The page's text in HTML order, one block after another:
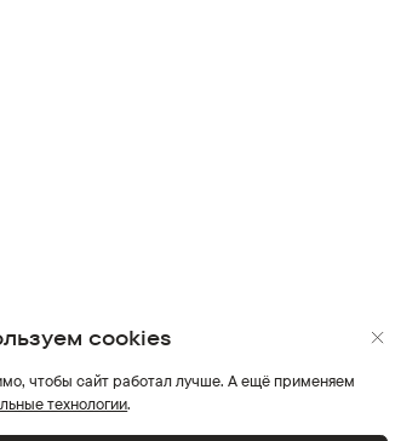
cookies
чтобы сайт работал лучше. А ещё применяем
технологии.